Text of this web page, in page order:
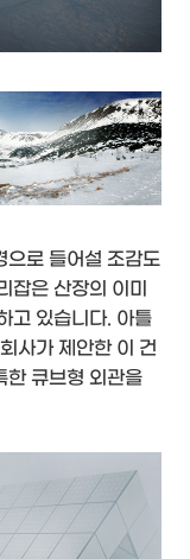
으로 들어설 조감도
잡은 산장의 이미
고 있습니다. 아틀
사가 제안한 이 건
한 큐브형 외관을